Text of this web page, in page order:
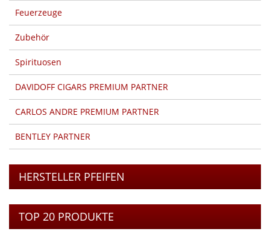
Feuerzeuge
Zubehör
Spirituosen
DAVIDOFF CIGARS PREMIUM PARTNER
CARLOS ANDRE PREMIUM PARTNER
BENTLEY PARTNER
HERSTELLER PFEIFEN
TOP 20 PRODUKTE